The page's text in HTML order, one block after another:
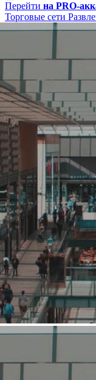
Перейти на PRO-
Торговые сети
Средний
Связаться с